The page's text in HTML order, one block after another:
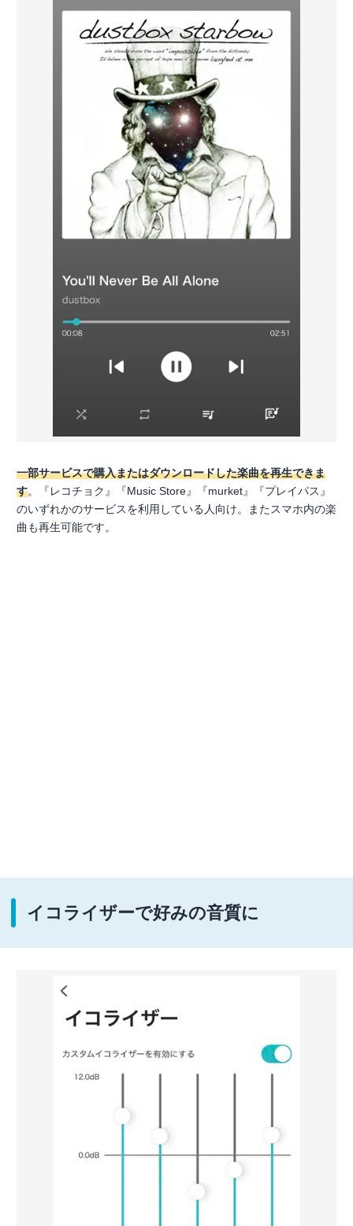
一部サービスで購入またはダウンロードした楽曲を再生できま
す。『レコチョク』『Music Store』『murket』『プレイパス』
のいずれかのサービスを利用している人向け。またスマホ内の楽
曲も再生可能です。
イコライザーで好みの音質に